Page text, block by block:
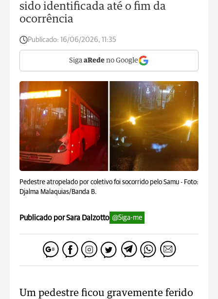
sido identificada até o fim da
ocorrência
Publicado: 16/06/2026, 11:35
Siga aRede no Google
Pedestre atropelado por coletivo foi socorrido pelo Samu - Foto:
Djalma Malaquias/Banda B.
Publicado por Sara Dalzotto @Siga-me
Um pedestre ficou gravemente ferido